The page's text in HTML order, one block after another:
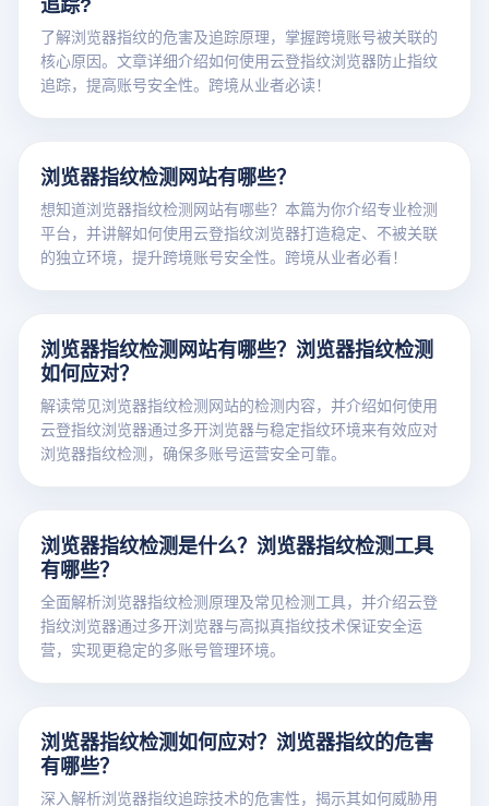
了解浏览器指纹的危害及追踪原理，掌握跨境账号被关联的
核心原因。文章详细介绍如何使用云登指纹浏览器防止指纹
追踪，提高账号安全性。跨境从业者必读！
浏览器指纹检测网站有哪些？
想知道浏览器指纹检测网站有哪些？本篇为你介绍专业检测
平台，并讲解如何使用云登指纹浏览器打造稳定、不被关联
的独立环境，提升跨境账号安全性。跨境从业者必看！
浏览器指纹检测网站有哪些？浏览器指纹检测
如何应对？
解读常见浏览器指纹检测网站的检测内容，并介绍如何使用
云登指纹浏览器通过多开浏览器与稳定指纹环境来有效应对
浏览器指纹检测，确保多账号运营安全可靠。
浏览器指纹检测是什么？浏览器指纹检测工具
有哪些？
全面解析浏览器指纹检测原理及常见检测工具，并介绍云登
指纹浏览器通过多开浏览器与高拟真指纹技术保证安全运
营，实现更稳定的多账号管理环境。
浏览器指纹检测如何应对？浏览器指纹的危害
有哪些？
深入解析浏览器指纹追踪技术的危害性，揭示其如何威胁用